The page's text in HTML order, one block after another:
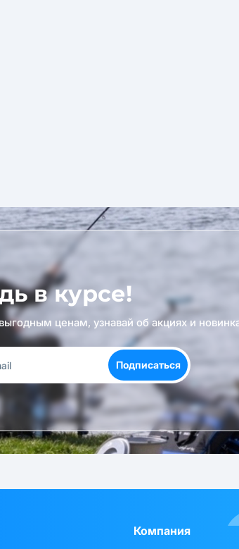
в курсе!
ценам, узнавай об акциях и
Подписаться
Компания